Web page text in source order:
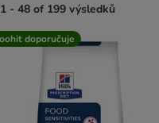
1 - 48 of 199 výsledků
product items have been changed
doporučuje